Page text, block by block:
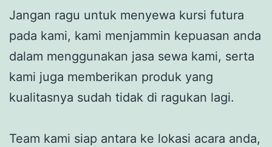
Jangan ragu untuk menyewa kursi futura
pada kami, kami menjammin kepuasan anda
dalam menggunakan jasa sewa kami, serta
kami juga memberikan produk yang
kualitasnya sudah tidak di ragukan lagi.
Team kami siap antara ke lokasi acara anda,